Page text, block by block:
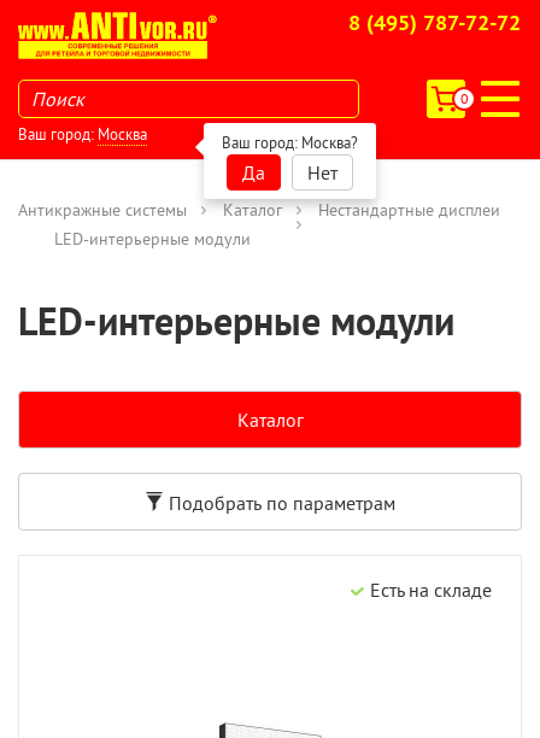
8 (495) 787-72-72
0
Ваш город: Москва Ваш город: Москва?
Да Нет
Антикражные системы Каталог
Нестандартные дисплеи
LED-интерьерные модули
LED-интерьерные модули
Каталог
Подобрать по параметрам
Есть на складе